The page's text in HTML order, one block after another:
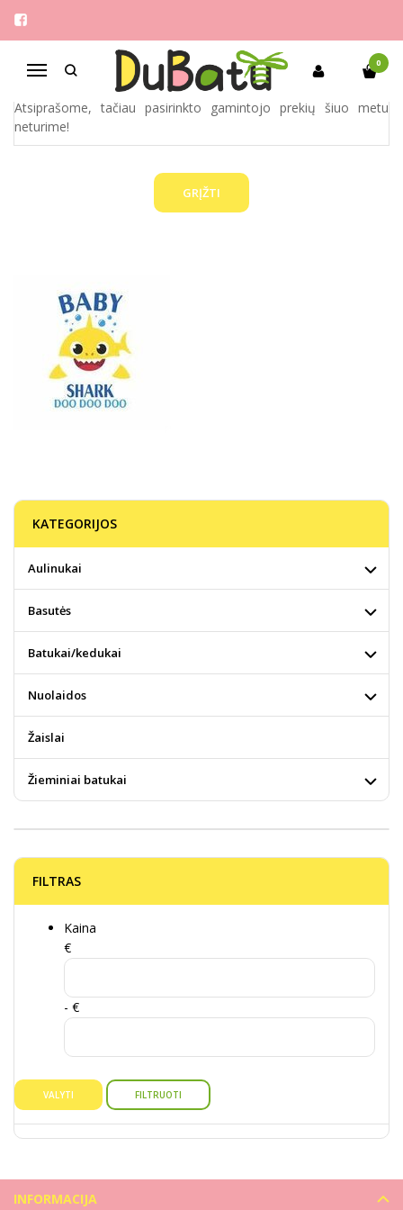
Navigacija
0
BABY SHARK
Pagrindinis Pirkite pagal gamintoją Baby Shark
Atsiprašome, tačiau pasirinkto gamintojo prekių šiuo metu
neturime!
GRĮŽTI
KATEGORIJOS
Aulinukai
Basutės
Batukai/kedukai
Nuolaidos
Žaislai
Žieminiai batukai
FILTRAS
Kaina
€
- €
VALYTI FILTRUOTI
INFORMACIJA